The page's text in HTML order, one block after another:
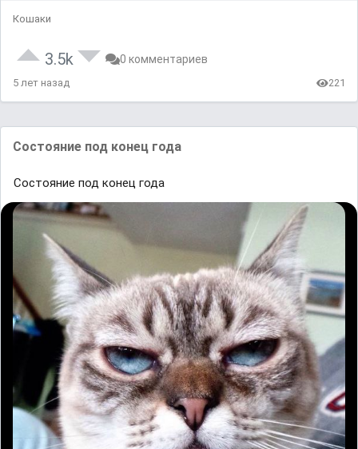
Кошаки
3.5k 0 комментариев
5 лет назад 221
Состояние под конец года
Состояние под конец года